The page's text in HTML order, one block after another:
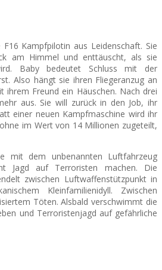
Kampfpilotin aus Leidenschaft. Sie
am Himmel und enttäuscht, als sie
Baby bedeutet Schluss mit der
Also hängt sie ihren Fliegeranzug an
ihrem Freund ein Häuschen. Nach drei
aus. Sie will zurück in den Job, ihr
einer neuen Kampfmaschine wird ihr
im Wert von 14 Millionen zugeteilt,
mit dem unbenannten Luftfahrzeug
Jagd auf Terroristen machen. Die
zwischen Luftwaffenstützpunkt in
Kleinfamilienidyll. Zwischen
Töten. Alsbald verschwimmt die
und Terroristenjagd auf gefährliche